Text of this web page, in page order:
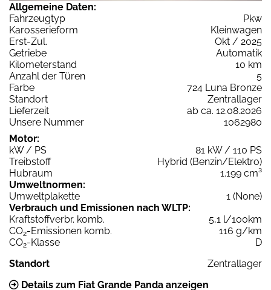
Allgemeine Daten:
Fahrzeugtyp
Pkw
Karosserieform
Kleinwagen
Erst-Zul.
Okt / 2025
Getriebe
Automatik
Kilometerstand
10 km
Anzahl der Türen
5
Farbe
724 Luna Bronze
Standort
Zentrallager
Lieferzeit
ab ca. 12.08.2026
Unsere Nummer
1062980
Motor:
kW / PS
81 kW / 110 PS
Treibstoff
Hybrid (Benzin/Elektro)
Hubraum
1.199 cm³
Umweltnormen:
Umweltplakette
1 (None)
Verbrauch und Emissionen nach WLTP:
Kraftstoffverbr. komb.
5,1 l/100km
CO2-Emissionen komb.
116 g/km
CO2-Klasse
D
Standort
Zentrallager
Details zum Fiat Grande Panda anzeigen